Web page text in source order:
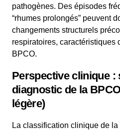
pathogènes. Des épisodes
“rhumes prolongés” peuvent
changements structurels
respiratoires, caractéristiques
BPCO.
Perspective clinique :
diagnostic de la
légère)
La classification clinique de